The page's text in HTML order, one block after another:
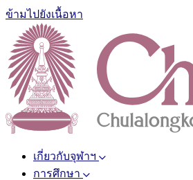
ข้ามไปยังเนื้อหา
เกี่ยวกับจุฬาฯ
การศึกษา